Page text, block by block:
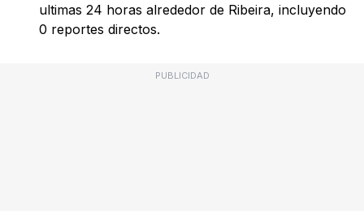
ultimas 24 horas alrededor de Ribeira, incluyendo
0 reportes directos.
PUBLICIDAD